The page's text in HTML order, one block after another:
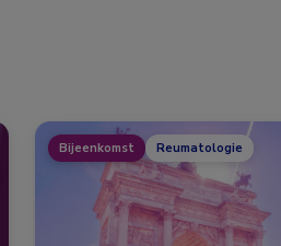
Bijeenkomst Reumatologie